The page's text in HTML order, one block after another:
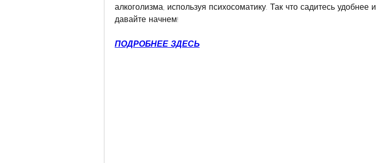
алкоголизма, используя психосоматику. Так что садитесь удобнее и
давайте начнем!
ПОДРОБНЕЕ ЗДЕСЬ